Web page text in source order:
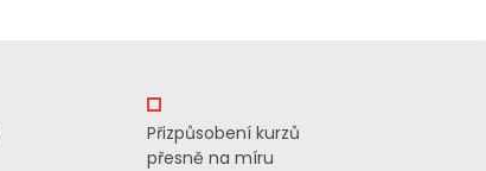
Přizpůsobení kurzů
přesně na míru